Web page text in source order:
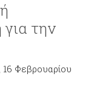
την
16 Φεβρουαρίου